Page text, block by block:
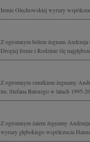
Irenie Olechowskiej wyrazy
Z ogromnym bólem żegnam
Drogiej Irenie i Rodzinie ślę
Z ogromnym smutkiem żegnamy
im. Stefana Batorego w latach 1995-
Z ogromnym żalem żegnamy
wyrazy głębokiego współczucia